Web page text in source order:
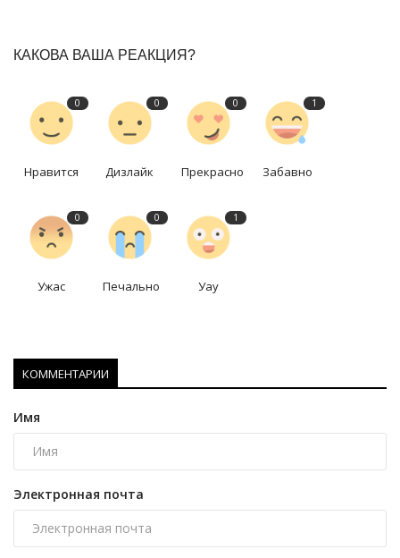
КАКОВА ВАША РЕАКЦИЯ?
0
Нравится
0
Дизлайк
0
Прекрасно
1
Забавно
0
Ужас
0
Печально
1
Уау
КОММЕНТАРИИ
Имя
Электронная почта